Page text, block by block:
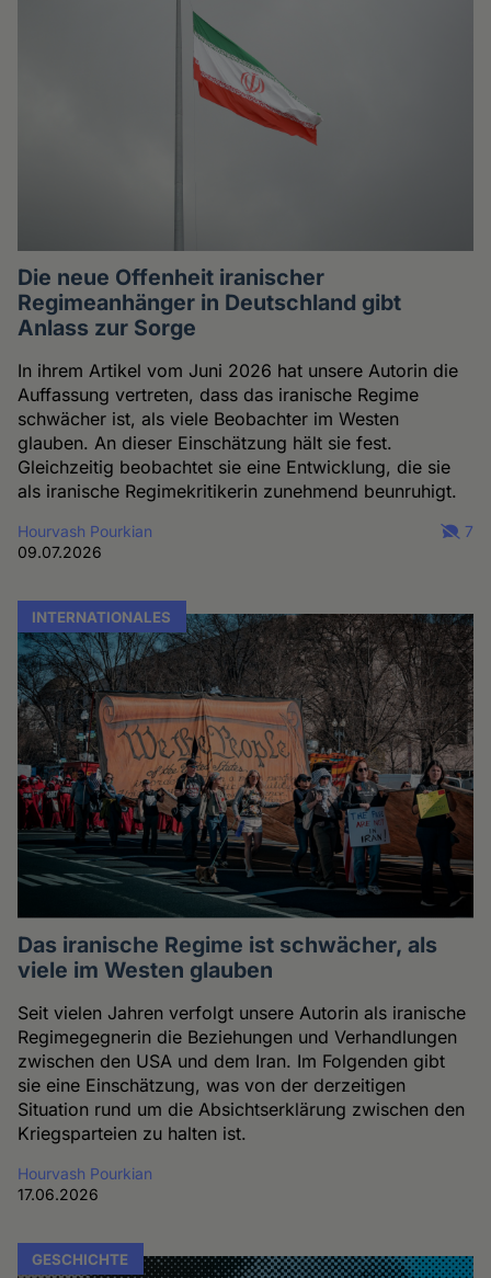
Die neue Offenheit iranischer
Regimeanhänger in Deutschland gibt
Anlass zur Sorge
In ihrem Artikel vom Juni 2026 hat unsere Autorin die
Auffassung vertreten, dass das iranische Regime
schwächer ist, als viele Beobachter im Westen
glauben. An dieser Einschätzung hält sie fest.
Gleichzeitig beobachtet sie eine Entwicklung, die sie
als iranische Regimekritikerin zunehmend beunruhigt.
Hourvash Pourkian
09.07.2026
7
INTERNATIONALES
Das iranische Regime ist schwächer, als
viele im Westen glauben
Seit vielen Jahren verfolgt unsere Autorin als iranische
Regimegegnerin die Beziehungen und Verhandlungen
zwischen den USA und dem Iran. Im Folgenden gibt
sie eine Einschätzung, was von der derzeitigen
Situation rund um die Absichtserklärung zwischen den
Kriegsparteien zu halten ist.
Hourvash Pourkian
17.06.2026
GESCHICHTE